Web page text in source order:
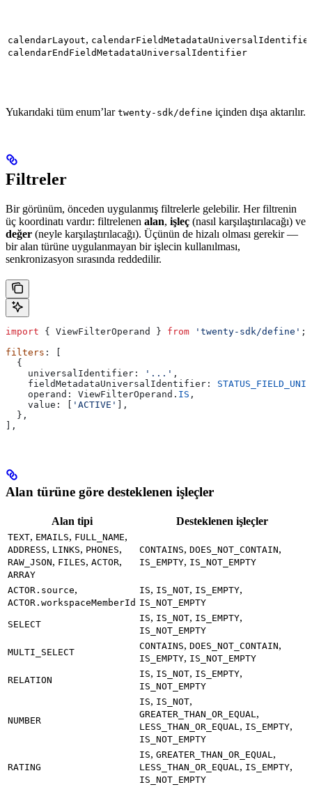
calendarLayout,
calendarEndFieldMetadataUniversalIdentifier
Yukarıdaki tüm enum’lar twenty-sdk/define içinden dışa aktarılır.
Filtreler
Bir görünüm, önceden uygulanmış filtrelerle gelebilir. Her filtrenin
üç koordinatı vardır: filtrelenen alan, işleç (nasıl karşılaştırılacağı) ve
değer (neyle karşılaştırılacağı). Üçünün de hizalı olması gerekir —
bir alan türüne uygulanmayan bir işlecin kullanılması,
senkronizasyon sırasında reddedilir.
import { ViewFilterOperand } from 'twenty-sdk/define' ;
filters : [
  {
    universalIdentifier:
'...' ,
    fieldMetadataUniversalIdentifier:
    operand:
ViewFilterOperand . IS ,
    value:
'ACTIVE'
],
  },
],
Alan türüne göre desteklenen işleçler
Alan tipi Desteklenen işleçler
TEXT, EMAILS, FULL_NAME,
ADDRESS, LINKS, PHONES,
RAW_JSON, FILES, ACTOR,
ARRAY
CONTAINS, DOES_NOT_CONTAIN,
IS_EMPTY, IS_NOT_EMPTY
ACTOR.source,
ACTOR.workspaceMemberId
IS, IS_NOT, IS_EMPTY,
IS_NOT_EMPTY
SELECT
IS, IS_NOT, IS_EMPTY,
IS_NOT_EMPTY
MULTI_SELECT
CONTAINS, DOES_NOT_CONTAIN,
IS_EMPTY, IS_NOT_EMPTY
RELATION
IS, IS_NOT, IS_EMPTY,
IS_NOT_EMPTY
NUMBER
IS, IS_NOT,
GREATER_THAN_OR_EQUAL ,
LESS_THAN_OR_EQUAL , IS_EMPTY,
IS_NOT_EMPTY
RATING
IS, GREATER_THAN_OR_EQUAL ,
LESS_THAN_OR_EQUAL , IS_EMPTY,
IS_NOT_EMPTY